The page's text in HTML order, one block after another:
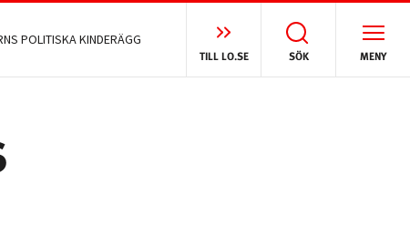
TILL LO.SE SÖK MENY
POLITISKA KINDERÄGG